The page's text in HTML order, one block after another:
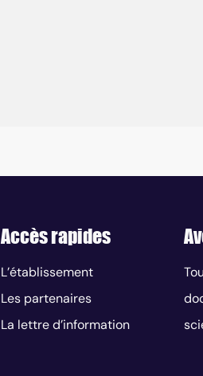
Accès rapides
L’établissement
Les partenaires
La lettre d’information